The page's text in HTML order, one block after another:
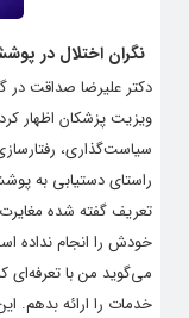
نگران اختلال در
دکتر علیرضا صداقت
ویزیت پزشکان اظهار
سیاست‌گذاری،
راستای دستیابی به
تعریف گفته شده
خودش را انجام نداده
می‌گوید من با تعرفه‌ای
خدمات را ارائه بدهم.